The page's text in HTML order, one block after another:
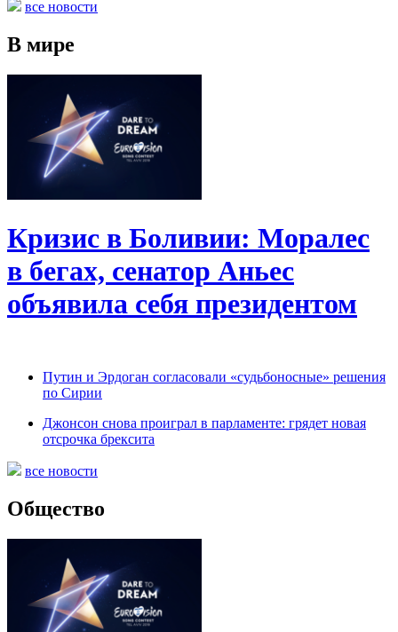
все новости
В мире
Кризис в Боливии: Моралес
в бегах, сенатор Аньес
объявила себя президентом
Путин и Эрдоган согласовали «судьбоносные» решения
по Сирии
Джонсон снова проиграл в парламенте: грядет новая
отсрочка брексита
все новости
Общество